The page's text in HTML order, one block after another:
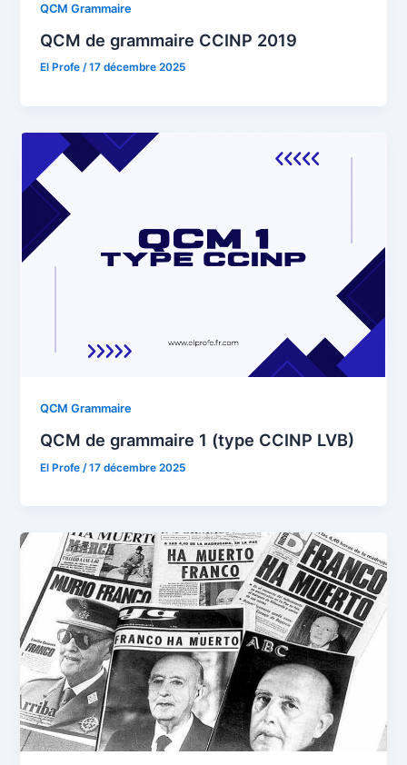
QCM Grammaire
QCM de grammaire CCINP 2019
El Profe/17 décembre 2025
QCM Grammaire
QCM de grammaire 1 (type CCINP LVB)
El Profe /17 décembre 2025